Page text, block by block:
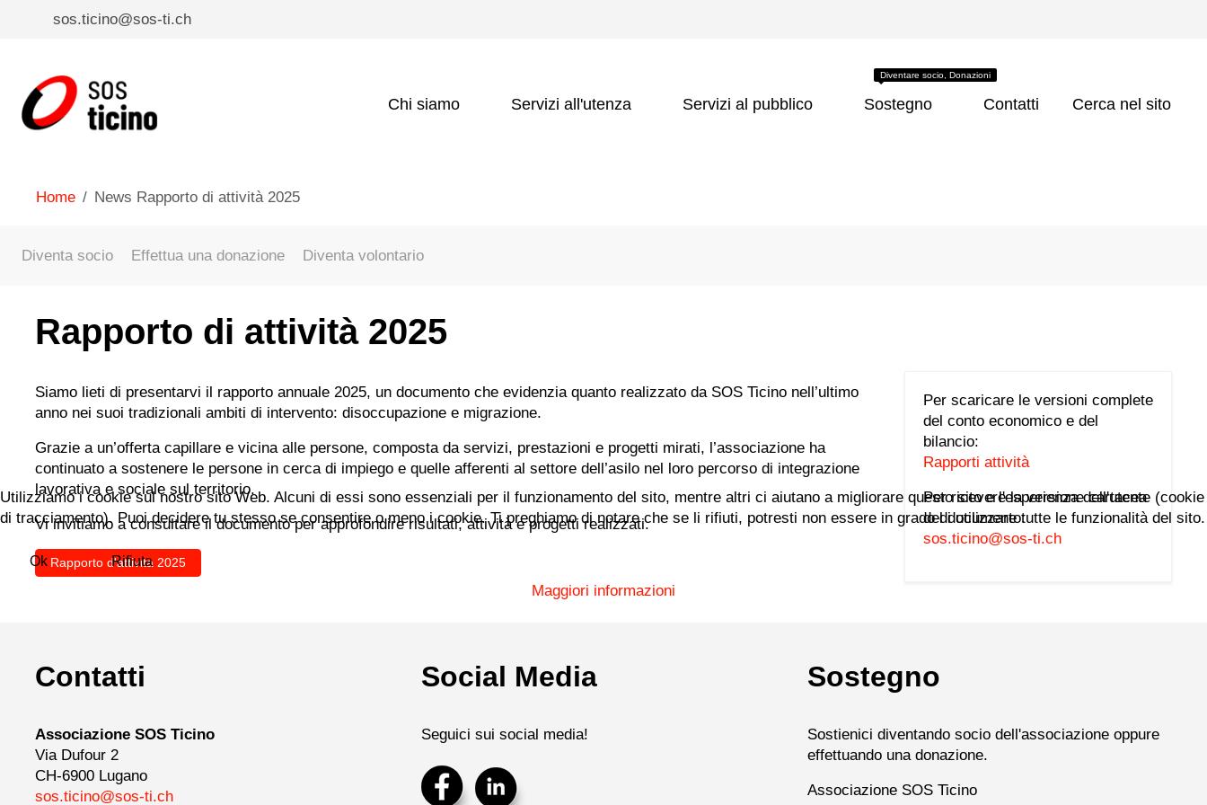
sos.ticino@sos-ti.ch
Chi siamo Servizi all'utenza Servizi al pubblico Sostegno
Diventare socio, Donazioni
Contatti Cerca nel sito
Home News Rapporto di attività 2025
Diventa socio Effettua una donazione Diventa volontario
Rapporto di attività 2025
Siamo lieti di presentarvi il rapporto annuale 2025, un documento che evidenzia quanto realizzato da SOS Ticino nell’ultimo
anno nei suoi tradizionali ambiti di intervento: disoccupazione e migrazione.
Grazie a un’offerta capillare e vicina alle persone, composta da servizi, prestazioni e progetti mirati, l’associazione ha
continuato a sostenere le persone in cerca di impiego e quelle afferenti al settore dell’asilo nel loro percorso di integrazione
lavorativa e sociale sul territorio.
Vi invitiamo a consultare il documento per approfondire risultati, attività e progetti realizzati.
Rapporto d'attività 2025
Per scaricare le versioni complete
del conto economico e del
bilancio:
Rapporti attività
Per ricevere la versione cartacea
del documento:
sos.ticino@sos-ti.ch
Contatti
Associazione SOS Ticino
Via Dufour 2
CH-6900 Lugano
sos.ticino@sos-ti.ch
Social Media
Seguici sui social media!
Sostegno
Sostienici diventando socio dell'associazione oppure
effettuando una donazione.
Associazione SOS Ticino
Utilizziamo i cookie sul nostro sito Web. Alcuni di essi sono essenziali per il funzionamento del sito, mentre altri ci aiutano a migliorare questo sito e l'esperienza dell'utente (cookie
di tracciamento). Puoi decidere tu stesso se consentire o meno i cookie. Ti preghiamo di notare che se li rifiuti, potresti non essere in grado di utilizzare tutte le funzionalità del sito.
Ok Rifiuta
Maggiori informazioni